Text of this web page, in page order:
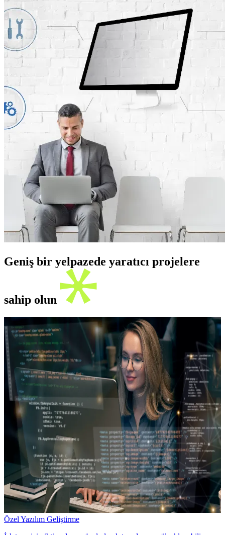
Geniş bir yelpazede yaratıcı projelere
sahip olun
Özel Yazılım Geliştirme